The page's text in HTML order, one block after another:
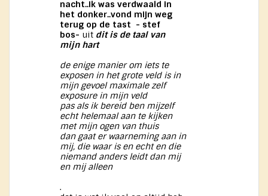
nacht..ik was verdwaald in
het donker..vond mijn weg
terug op de tast - stef
bos- uit dit is de taal van
mijn hart
de enige manier om iets te
exposen in het grote veld is in
mijn gevoel maximale zelf
exposure in mijn veld
pas als ik bereid ben mijzelf
echt helemaal aan te kijken
met mijn ogen van thuis
dan gaat er waarneming aan in
mij, die waar is en echt en die
niemand anders leidt dan mij
en mij alleen
.